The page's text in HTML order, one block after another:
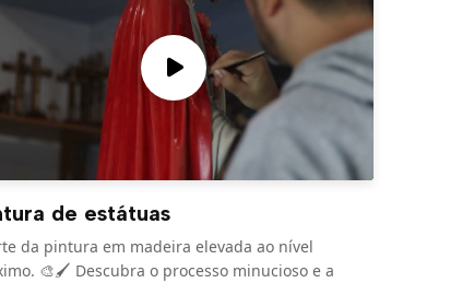
de estátuas
da pintura em madeira elevada ao nível
🎨🖌️ Descubra o processo minucioso e a